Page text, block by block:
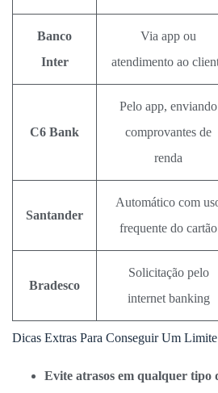
Banco
Inter
Via app ou
atendimento ao
C6 Bank
Pelo app, enviando
comprovantes de
renda
Santander
Automático com
frequente do cartão
Bradesco
Solicitação pelo
internet banking
Dicas Extras Para Conseguir Um
Evite atrasos em qualquer tipo